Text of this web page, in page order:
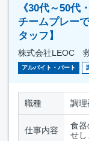
《30代～50代
チームプレー
タッフ】
株式会社LEOC
アルバイト・パート
職種 調理
仕事内容
食器
せし